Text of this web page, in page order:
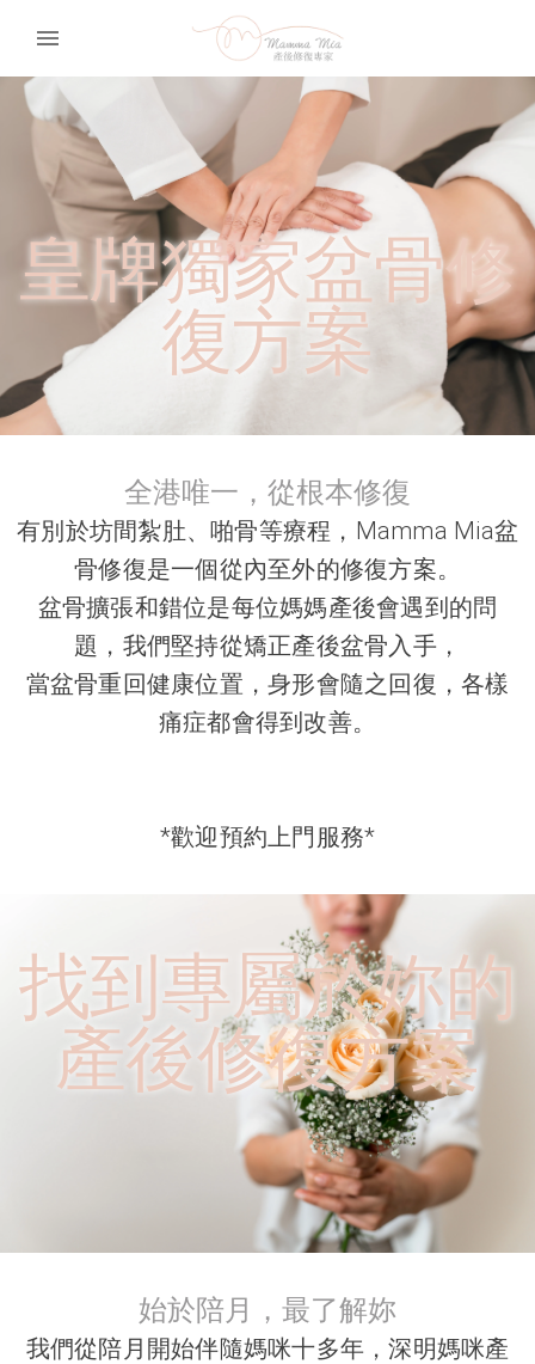
menu
皇牌獨家盆骨修
復方案
全港唯一，從根本修復
有別於坊間紮肚、啪骨等療程，Mamma Mia盆
骨修復是一個從內至外的修復方案。
盆骨擴張和錯位是每位媽媽產後會遇到的問
題，我們堅持從矯正產後盆骨入手，
當盆骨重回健康位置，身形會隨之回復，各樣
痛症都會得到改善。
*歡迎預約上門服務*
找到專屬於妳的
產後修復方案
始於陪月，最了解妳
我們從陪月開始伴隨媽咪十多年，深明媽咪產